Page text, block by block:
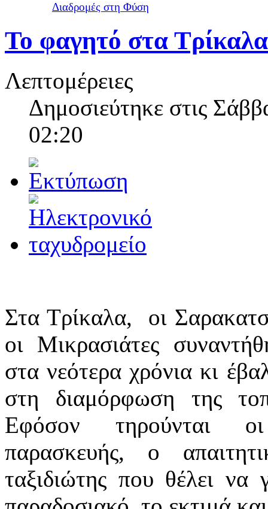
Διαδρομές στη Φύση
Το φαγητό στα Τρίκαλα
Λεπτομέρειες
Δημοσιεύτηκε στις
02:20
Στα Τρίκαλα, οι
οι Μικρασιάτες
στα νεότερα χρόνια κι
στη διαμόρφωση της
Eφόσον τηρούνται
παρασκευής, ο
ταξιδιώτης που θέλει να